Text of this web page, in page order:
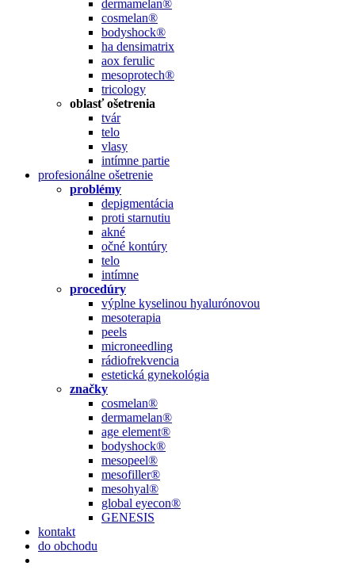
dermamelan®
cosmelan®
bodyshock®
ha densimatrix
aox ferulic
mesoprotech®
tricology
oblasť ošetrenia
tvár
telo
vlasy
intímne partie
profesionálne ošetrenie
problémy
depigmentácia
proti starnutiu
akné
očné kontúry
telo
intímne
procedúry
výplne kyselinou hyalurónovou
mesoterapia
peels
microneedling
rádiofrekvencia
estetická gynekológia
značky
cosmelan®
dermamelan®
age element®
bodyshock®
mesopeel®
mesofiller®
mesohyal®
global eyecon®
GENESIS
kontakt
do obchodu